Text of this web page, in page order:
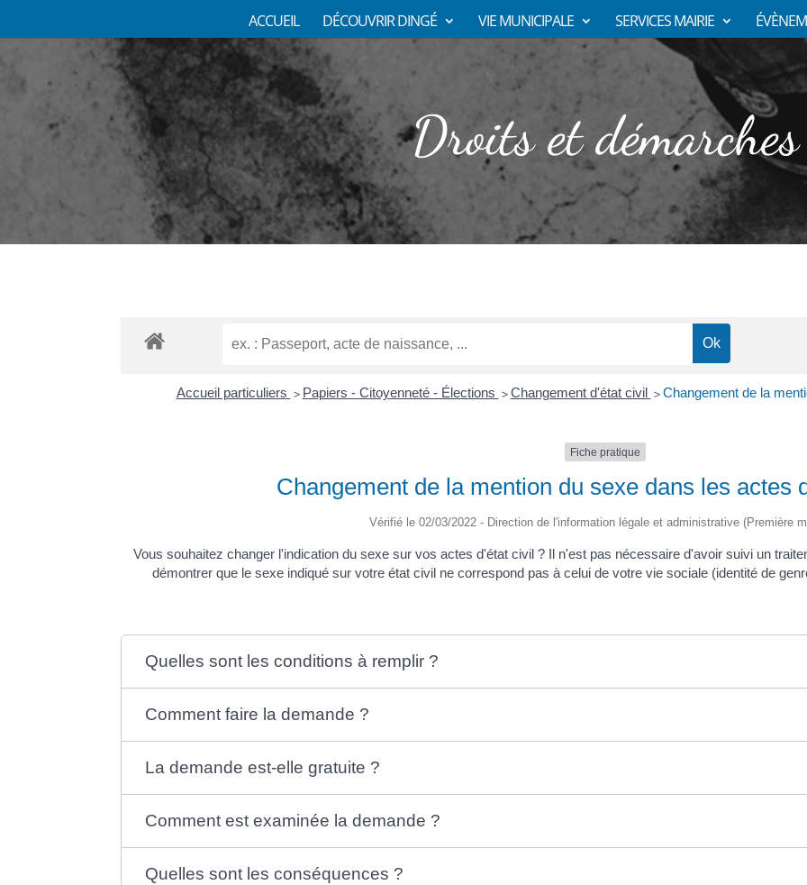
ACCUEIL DÉCOUVRIR DINGÉ VIE MUNICIPALE SERVICES MAIRIE
Droits et démarches
Accueil particuliers > Papiers - Citoyenneté - Élections > Changement d'état civil > Changement de la
Fiche pratique
Changement de la mention du sexe dans les actes
Vérifié le 02/03/2022 - Direction de l'information légale et administrative (Première
Vous souhaitez changer l'indication du sexe sur vos actes d'état civil ? Il n'est pas nécessaire d'avoir suivi un
démontrer que le sexe indiqué sur votre état civil ne correspond pas à celui de votre vie sociale (identité de
Quelles sont les conditions à remplir ?
Comment faire la demande ?
La demande est-elle gratuite ?
Comment est examinée la demande ?
Quelles sont les conséquences ?